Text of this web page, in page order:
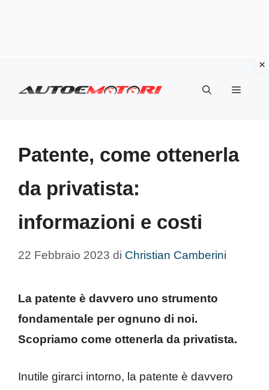
Menu
Patente, come ottenerla
da privatista:
informazioni e costi
22 Febbraio 2023 di Christian Camberini
La patente è davvero uno strumento
fondamentale per ognuno di noi.
Scopriamo come ottenerla da privatista.
Inutile girarci intorno, la patente è davvero